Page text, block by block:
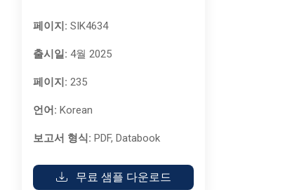
페이지: SIK4634
출시일: 4월 2025
페이지: 235
언어: Korean
보고서 형식: PDF, Databook
무료 샘플 다운로드